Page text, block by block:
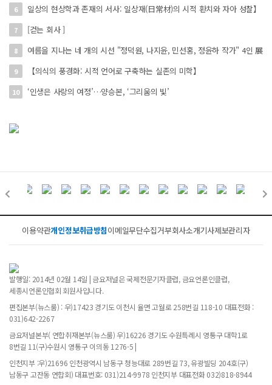
6 일상의 현상학과 존재의 서사: 일상재(日常材)의 시적 환치와 자아 성찰】
7 [걷는 회사 ]
8 여름을 지나는 네 개의 시선 "정덕원, 나지윤, 민선홍, 정윤하 작가" 4인 展
9 【의식의 풍경화: 시적 언어로 구축하는 실존의 미학】
10 ‘인생은 사랑의 여정’…양승본, ‘그리움의 빛’
이용약관개인정보취급방침이메일무단수집거부회사소개기사제보관리자
발행일: 2014년 02월 14일 | 금요저널은 국제전문기자클럽, 금요언론인클럽,
세종시언론인협회 회원사입니다.
편집본부(뉴스룸) : 우)17423 경기도 이천시 율면 고월로 258번길 118-10 대표전화 :
031)642-2267
금요저널본부( 연합취재본부(뉴스룸) 우)16226 경기도 수원특례시 영통구 대학1로
8번길 11(구)수원시 영통구 이의동 1276-5 |
인천지부 :우)21696 인천광역시 남동구 청능대로 289번길 73, 유광빌딩 204호(구)
남동구 고잔동 연합회) 대표번호: 031)214-9978 인천지부 대표전화 032)818-8944